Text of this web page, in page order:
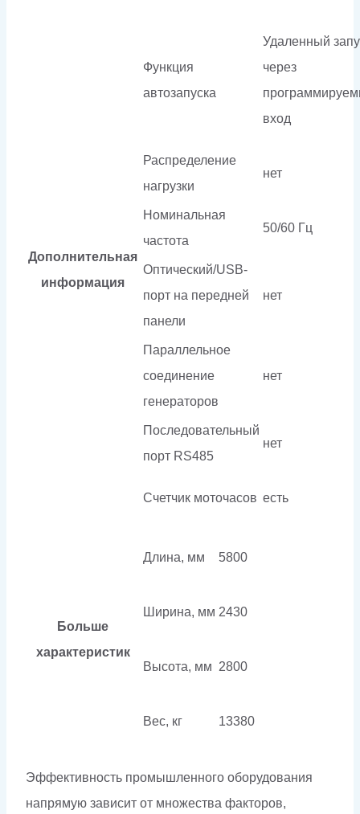
Дополнительная
информация
Функция
автозапуска
Удаленный
через
вход
Распределение
нагрузки
нет
Номинальная
частота
50/60 Гц
Оптический/USB-
порт на передней
панели
нет
Параллельное
соединение
генераторов
нет
Последовательный
порт RS485
нет
Счетчик моточасов есть
Больше
характеристик
Длина, мм 5800
Ширина, мм 2430
Высота, мм 2800
Вес, кг 13380
Эффективность промышленного оборудования
напрямую зависит от множества факторов,